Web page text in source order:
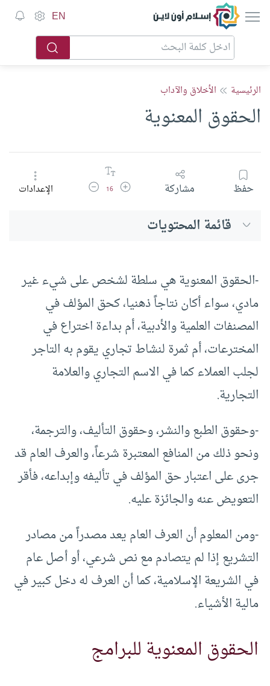
إسلام أون لاين EN
الرئيسية الأخلاق والآداب
الحقوق المعنوية
حفظ مشاركة زيادة حجم الخط
16 تقليل حجم الخطالإعدادات
قائمة المحتويات
-الحقوق المعنوية هي سلطة لشخص على شيء غير
مادي، سواء أكان نتاجاً ذهنيا، كحق المؤلف في
المصنفات العلمية والأدبية، أم بداءة اختراع في
المخترعات، أم ثمرة لنشاط تجاري يقوم به التاجر
لجلب العملاء كما في الاسم التجاري والعلامة
التجارية.
-وحقوق الطبع والنشر، وحقوق التأليف، والترجمة،
ونحو ذلك من المنافع المعتبرة شرعاً، والعرف العام قد
جرى على اعتبار حق المؤلف في تأليفه وإبداعه، فأقر
التعويض عنه والجائزة عليه.
-ومن المعلوم أن العرف العام يعد مصدراً من مصادر
التشريع إذا لم يتصادم مع نص شرعي، أو أصل عام
في الشريعة الإسلامية، كما أن العرف له دخل كبير في
مالية الأشياء.
الحقوق المعنوية للبرامج